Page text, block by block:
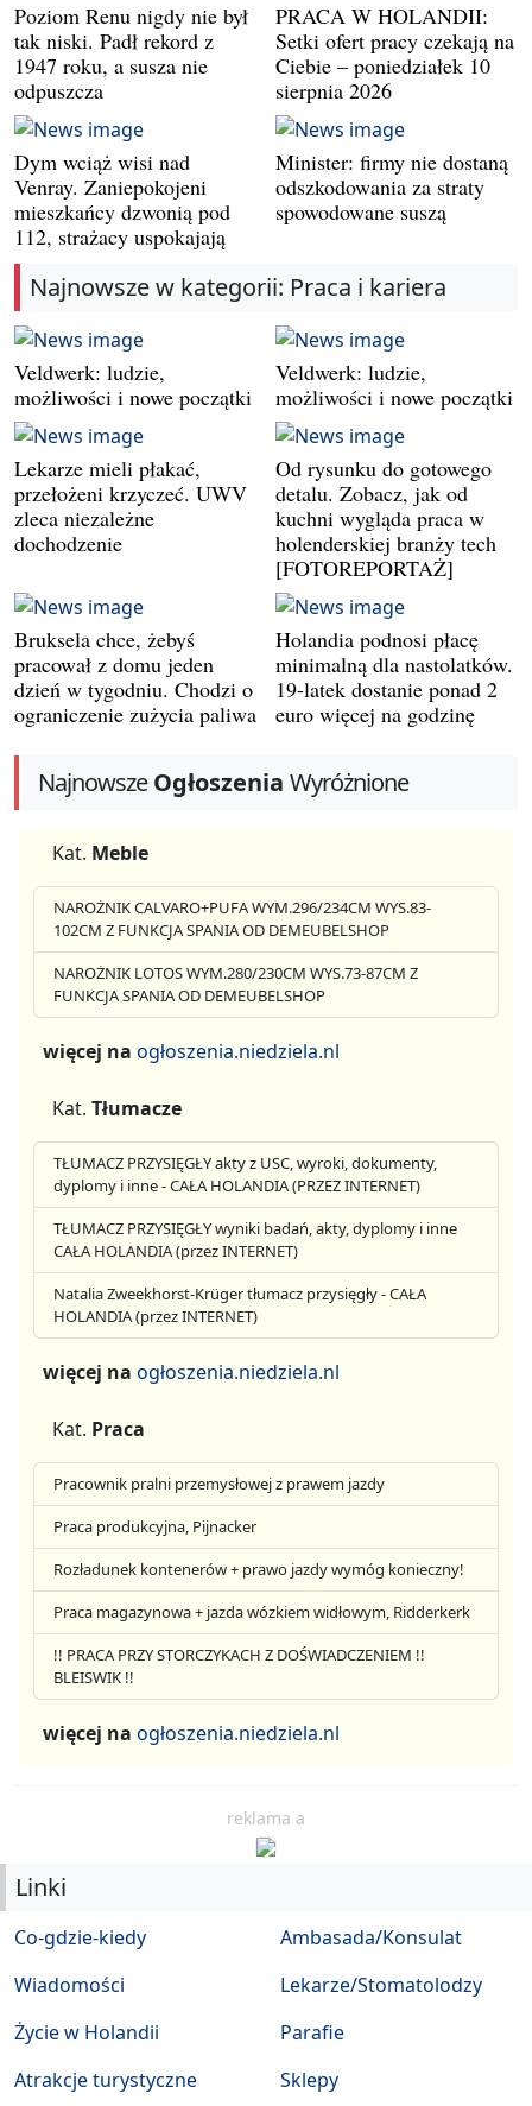
Poziom Renu nigdy nie był
tak niski. Padł rekord z
1947 roku, a susza nie
odpuszcza
PRACA W HOLANDII:
Setki ofert pracy czekają na
Ciebie – poniedziałek 10
sierpnia 2026
Dym wciąż wisi nad
Venray. Zaniepokojeni
mieszkańcy dzwonią pod
112, strażacy uspokajają
Minister: firmy nie dostaną
odszkodowania za straty
spowodowane suszą
Najnowsze w kategorii: Praca i kariera
Veldwerk: ludzie,
możliwości i nowe początki
Veldwerk: ludzie,
możliwości i nowe początki
Lekarze mieli płakać,
przełożeni krzyczeć. UWV
zleca niezależne
dochodzenie
Od rysunku do gotowego
detalu. Zobacz, jak od
kuchni wygląda praca w
holenderskiej branży tech
[FOTOREPORTAŻ]
Bruksela chce, żebyś
pracował z domu jeden
dzień w tygodniu. Chodzi o
ograniczenie zużycia paliwa
Holandia podnosi płacę
minimalną dla nastolatków.
19-latek dostanie ponad 2
euro więcej na godzinę
NajnowszeOgłoszenia Wyróżnione
Kat. Meble
NAROŻNIK CALVARO+PUFA WYM.296/234CM WYS.83-
102CM Z FUNKCJA SPANIA OD DEMEUBELSHOP
NAROŻNIK LOTOS WYM.280/230CM WYS.73-87CM Z
FUNKCJA SPANIA OD DEMEUBELSHOP
więcej na ogłoszenia.niedziela.nl
Kat. Tłumacze
TŁUMACZ PRZYSIĘGŁY akty z USC, wyroki, dokumenty,
dyplomy i inne - CAŁA HOLANDIA (PRZEZ INTERNET)
TŁUMACZ PRZYSIĘGŁY wyniki badań, akty, dyplomy i inne
CAŁA HOLANDIA (przez INTERNET)
Natalia Zweekhorst-Krüger tłumacz przysięgły - CAŁA
HOLANDIA (przez INTERNET)
więcej na ogłoszenia.niedziela.nl
Kat. Praca
Pracownik pralni przemysłowej z prawem jazdy
Praca produkcyjna, Pijnacker
Rozładunek kontenerów + prawo jazdy wymóg konieczny!
Praca magazynowa + jazda wózkiem widłowym, Ridderkerk
!! PRACA PRZY STORCZYKACH Z DOŚWIADCZENIEM !!
BLEISWIK !!
więcej na ogłoszenia.niedziela.nl
reklama a
Linki
Co-gdzie-kiedy
Wiadomości
Życie w Holandii
Atrakcje turystyczne
Ambasada/Konsulat
Lekarze/Stomatolodzy
Parafie
Sklepy